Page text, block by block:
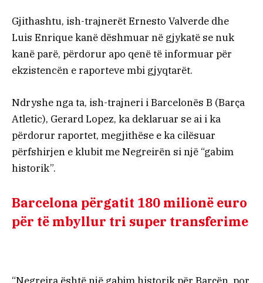
Gjithashtu, ish-trajnerët Ernesto Valverde dhe
Luis Enrique kanë dëshmuar në gjykatë se nuk
kanë parë, përdorur apo qenë të informuar për
ekzistencën e raporteve mbi gjyqtarët.
Ndryshe nga ta, ish-trajneri i Barcelonës B (Barça
Atletic), Gerard Lopez, ka deklaruar se ai i ka
përdorur raportet, megjithëse e ka cilësuar
përfshirjen e klubit me Negreirën si një “gabim
historik”.
Barcelona përgatit 180 milionë euro
për të mbyllur tri super transferime